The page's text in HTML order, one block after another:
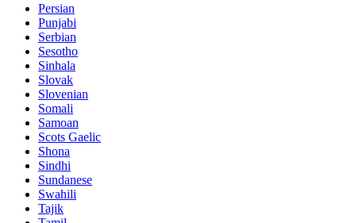
Persian
Punjabi
Serbian
Sesotho
Sinhala
Slovak
Slovenian
Somali
Samoan
Scots Gaelic
Shona
Sindhi
Sundanese
Swahili
Tajik